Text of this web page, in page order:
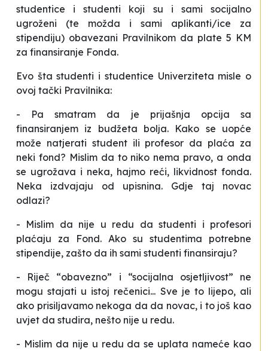
studentice i studenti koji su i sami socijalno
ugroženi (te možda i sami aplikanti/ice za
stipendiju) obavezani Pravilnikom da plate 5 KM
za finansiranje Fonda.
Evo šta studenti i studentice Univerziteta misle o
ovoj tački Pravilnika:
- Pa smatram da je prijašnja opcija sa
finansiranjem iz budžeta bolja. Kako se uopće
može natjerati student ili profesor da plaća za
neki fond? Mislim da to niko nema pravo, a onda
se ugrožava i neka, hajmo reći, likvidnost fonda.
Neka izdvajaju od upisnina. Gdje taj novac
odlazi?
- Mislim da nije u redu da studenti i profesori
plaćaju za Fond. Ako su studentima potrebne
stipendije, zašto da ih sami studenti finansiraju?
- Riječ “obavezno” i “socijalna osjetljivost” ne
mogu stajati u istoj rečenici... Sve je to lijepo, ali
ako prisiljavamo nekoga da da novac, i to još kao
uvjet da studira, nešto nije u redu.
- Mislim da nije u redu da se uplata nameće kao